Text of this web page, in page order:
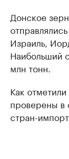
Донское
Израиль,
Наибольший
млн тонн.
Как
проверены в
стран-